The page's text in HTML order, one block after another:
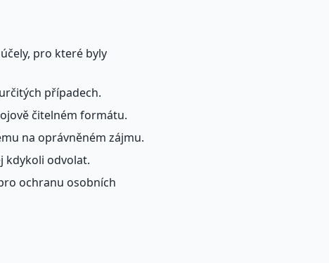
pro které byly
případech.
čitelném formátu.
na oprávněném zájmu.
kdykoli odvolat.
ochranu osobních